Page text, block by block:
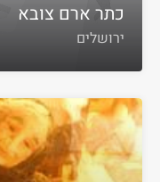
כתר ארם צובא
ירושלים